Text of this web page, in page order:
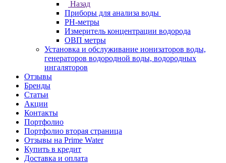
Назад
Приборы для анализа воды
PH-метры
Измеритель концентрации водорода
ОВП метры
Установка и обслуживание ионизаторов воды,
генераторов водородной воды, водородных
ингаляторов
Отзывы
Бренды
Статьи
Акции
Контакты
Портфолио
Портфолио вторая страница
Отзывы на Prime Water
Купить в кредит
Доставка и оплата